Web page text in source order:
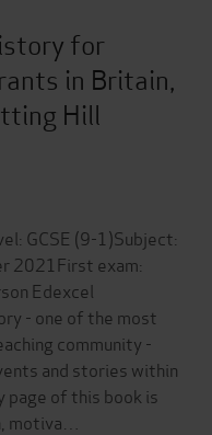
for
in Britain,
Hill
GCSE (9-1)Subject:
2021First exam:
Edexcel
- one of the most
community -
and stories within
of this book is
motiva…